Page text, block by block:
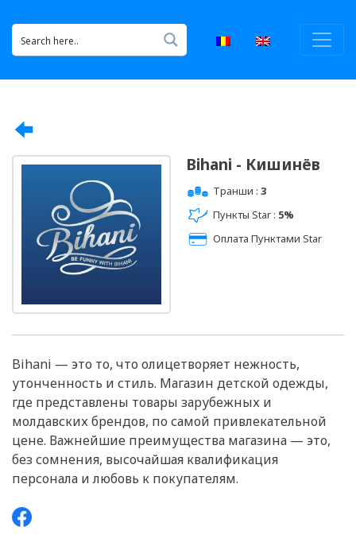
Bihani - Кишинёв
Транши : 3
Пункты Star : 5%
Оплата Пунктами Star
Bihani — это то, что олицетворяет нежность,
утонченность и стиль. Магазин детской одежды,
где представлены товары зарубежных и
молдавских брендов, по самой привлекательной
цене. Важнейшие преимущества магазина — это,
без сомнения, высочайшая квалификация
персонала и любовь к покупателям.